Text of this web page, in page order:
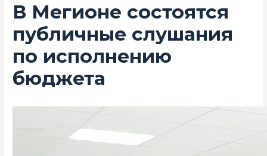
В Мегионе состоятся
публичные слушания
по исполнению
бюджета